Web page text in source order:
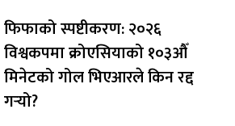
फिफाको स्पष्टीकरण: २०२६
विश्वकपमा क्रोएसियाको १०३औँ
मिनेटको गोल भिएआरले किन रद्द
गर्‍यो?